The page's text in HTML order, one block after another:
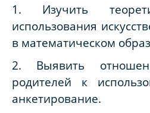
1. Изучить
использования
в математическом
2. Выявить
родителей к
анкетирование.